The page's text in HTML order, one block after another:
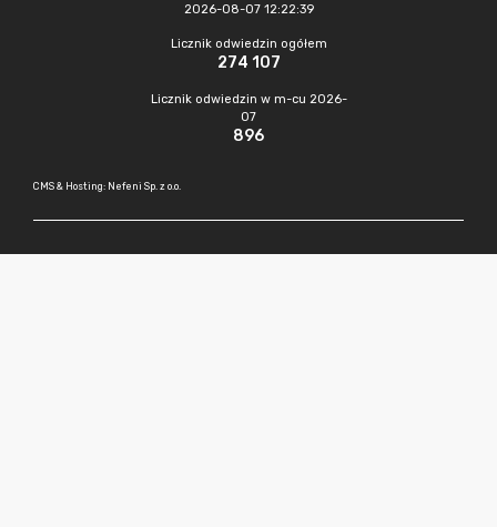
2026-08-07 12:22:39
Licznik odwiedzin ogółem
274 107
Licznik odwiedzin w m-cu 2026-
07
896
CMS & Hosting: Nefeni Sp. z o.o.